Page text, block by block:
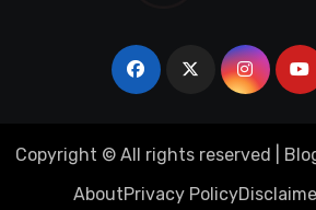
Copyright © All rights reserved
AboutPrivacy Policy